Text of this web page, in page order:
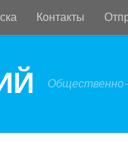
Контакты
Общественно-